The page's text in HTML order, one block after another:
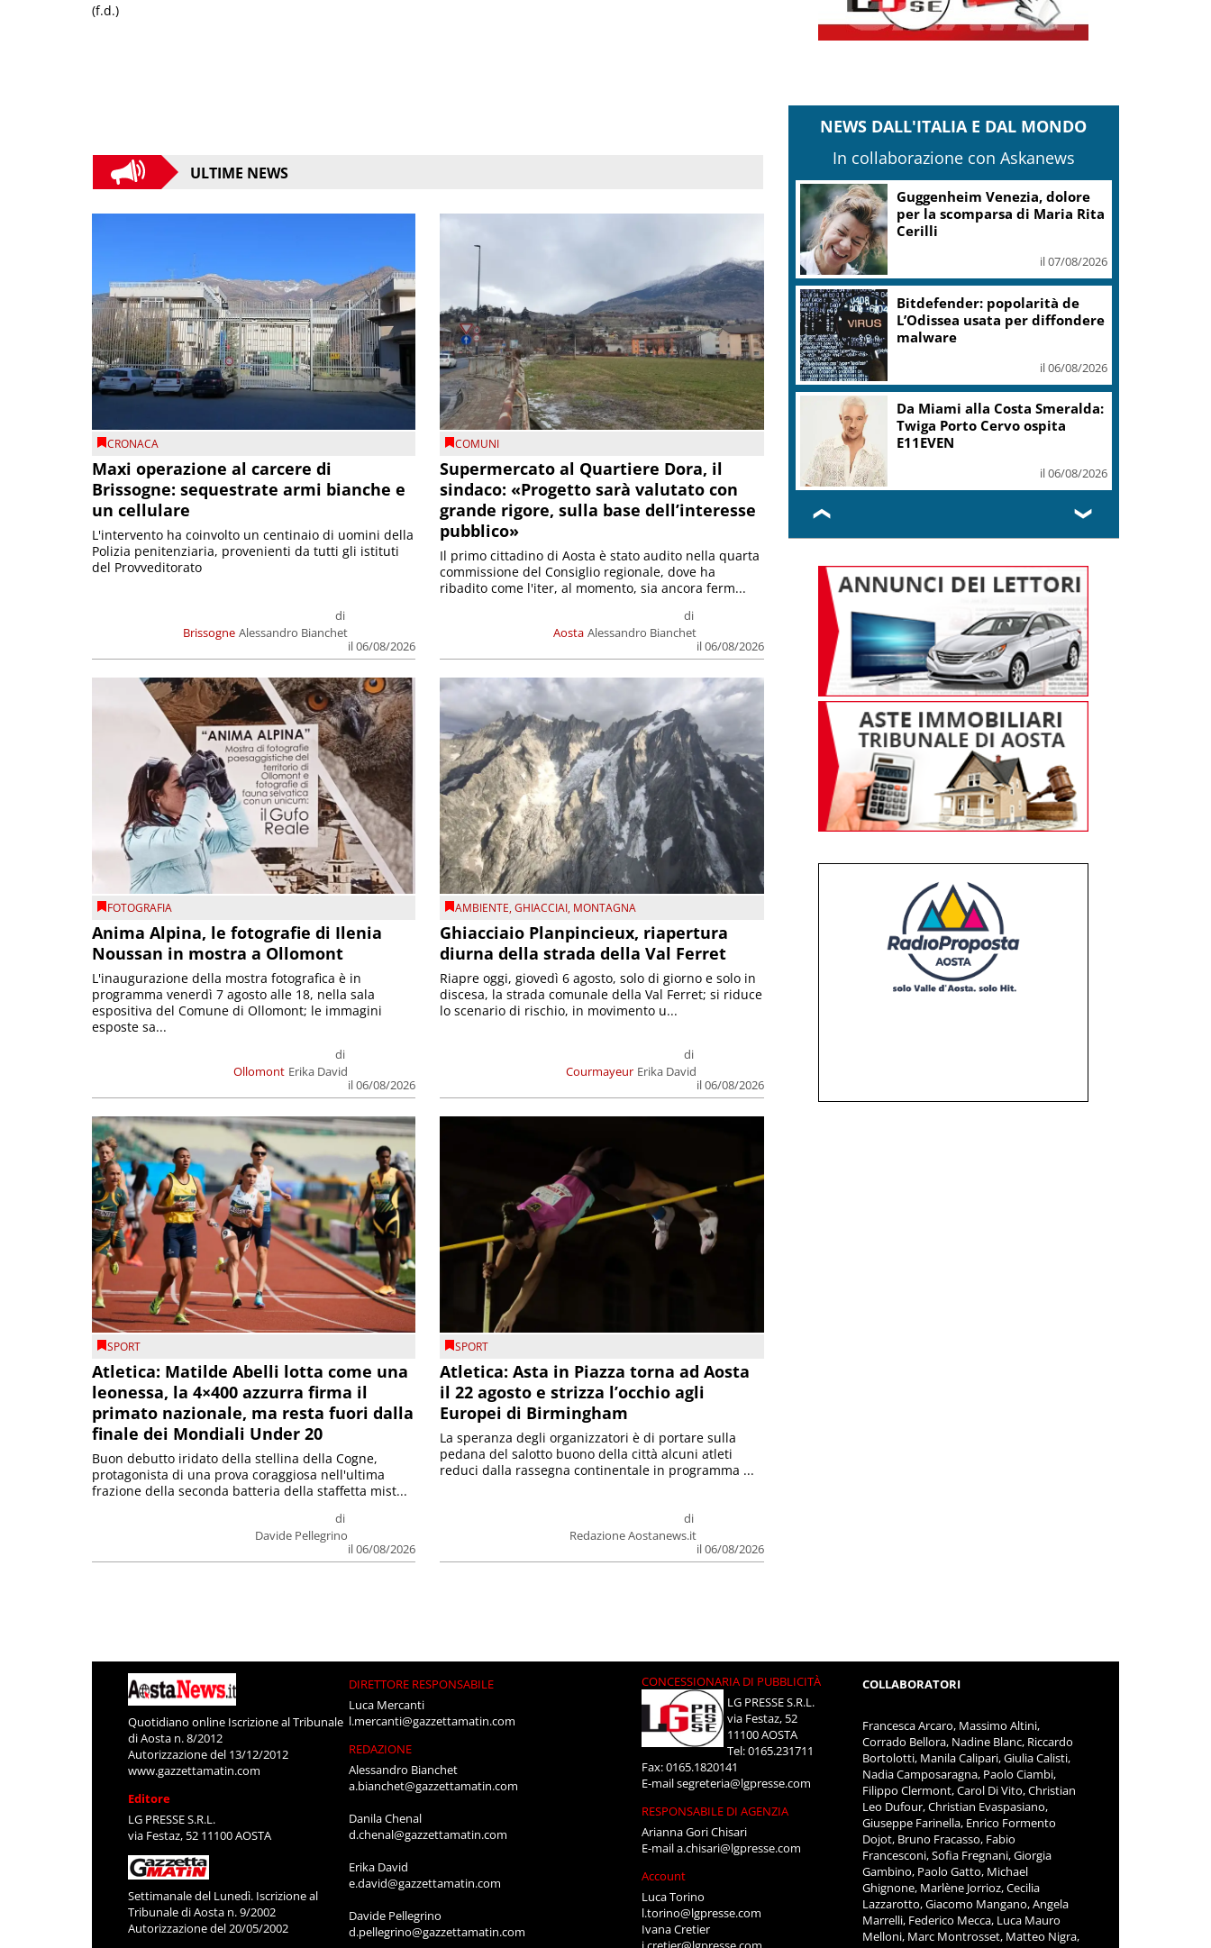
(f.d.)
ULTIME NEWS
CRONACA
Maxi operazione al carcere di
Brissogne: sequestrate armi bianche e
un cellulare
Brissogne
di
Alessandro Bianchet
il 06/08/2026
L'intervento ha coinvolto un centinaio di uomini della
Polizia penitenziaria, provenienti da tutti gli istituti
del Provveditorato
COMUNI
Supermercato al Quartiere Dora, il
sindaco: «Progetto sarà valutato con
grande rigore, sulla base dell’interesse
pubblico»
Aosta
di
Alessandro Bianchet
il 06/08/2026
Il primo cittadino di Aosta è stato audito nella quarta
commissione del Consiglio regionale, dove ha
ribadito come l'iter, al momento, sia ancora ferm...
FOTOGRAFIA
Anima Alpina, le fotografie di Ilenia
Noussan in mostra a Ollomont
Ollomont
di
Erika David
il 06/08/2026
L'inaugurazione della mostra fotografica è in
programma venerdì 7 agosto alle 18, nella sala
espositiva del Comune di Ollomont; le immagini
esposte sa...
AMBIENTE,GHIACCIAI, MONTAGNA
Ghiacciaio Planpincieux, riapertura
diurna della strada della Val Ferret
Courmayeur
di
Erika David
il 06/08/2026
Riapre oggi, giovedì 6 agosto, solo di giorno e solo in
discesa, la strada comunale della Val Ferret; si riduce
lo scenario di rischio, in movimento u...
SPORT
Atletica: Matilde Abelli lotta come una
leonessa, la 4×400 azzurra firma il
primato nazionale, ma resta fuori dalla
finale dei Mondiali Under 20
di
Davide Pellegrino
il 06/08/2026
Buon debutto iridato della stellina della Cogne,
protagonista di una prova coraggiosa nell'ultima
frazione della seconda batteria della staffetta mist...
SPORT
Atletica: Asta in Piazza torna ad Aosta
il 22 agosto e strizza l’occhio agli
Europei di Birmingham
di
Redazione Aostanews.it
il 06/08/2026
La speranza degli organizzatori è di portare sulla
pedana del salotto buono della città alcuni atleti
reduci dalla rassegna continentale in programma ...
NEWS DALL'ITALIA E DAL MONDO
In collaborazione con Askanews
Guggenheim Venezia, dolore
per la scomparsa di Maria Rita
Cerilli
il 07/08/2026
Bitdefender: popolarità de
L’Odissea usata per diffondere
malware
il 06/08/2026
Da Miami alla Costa Smeralda:
Twiga Porto Cervo ospita
E11EVEN
il 06/08/2026
❮ ❯
Quotidiano online Iscrizione al Tribunale
di Aosta n. 8/2012
Autorizzazione del 13/12/2012
www.gazzettamatin.com
Editore
LG PRESSE S.R.L.
via Festaz, 52 11100 AOSTA
Settimanale del Lunedì. Iscrizione al
Tribunale di Aosta n. 9/2002
Autorizzazione del 20/05/2002
DIRETTORE RESPONSABILE
Luca Mercanti
l.mercanti@gazzettamatin.com
REDAZIONE
Alessandro Bianchet
a.bianchet@gazzettamatin.com
Danila Chenal
d.chenal@gazzettamatin.com
Erika David
e.david@gazzettamatin.com
Davide Pellegrino
d.pellegrino@gazzettamatin.com
CONCESSIONARIA DI PUBBLICITÀ
LG PRESSE S.R.L.
via Festaz, 52
11100 AOSTA
Tel: 0165.231711
Fax: 0165.1820141
E-mailsegreteria@lgpresse.com
RESPONSABILE DI AGENZIA
Arianna Gori Chisari
E-maila.chisari@lgpresse.com
Account
Luca Torino
l.torino@lgpresse.com
Ivana Cretier
COLLABORATORI
Francesca Arcaro, Massimo Altini,
Corrado Bellora, Nadine Blanc, Riccardo
Bortolotti, Manila Calipari, Giulia Calisti,
Nadia Camposaragna, Paolo Ciambi,
Filippo Clermont, Carol Di Vito, Christian
Leo Dufour, Christian Evaspasiano,
Giuseppe Farinella, Enrico Formento
Dojot, Bruno Fracasso, Fabio
Francesconi, Sofia Fregnani, Giorgia
Gambino, Paolo Gatto, Michael
Ghignone, Marlène Jorrioz, Cecilia
Lazzarotto, Giacomo Mangano, Angela
Marrelli, Federico Mecca, Luca Mauro
Melloni, Marc Montrosset, Matteo Nigra,